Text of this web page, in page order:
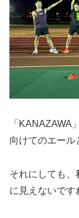
「KANAZAWA
向けてのエール
それにしても、
に見えないです